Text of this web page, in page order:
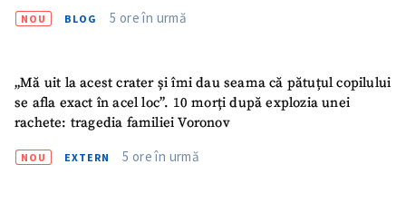
SUSȚINE
NOU BLOG 5 ore în urmă
„Mă uit la acest crater și îmi dau seama că pătuțul copilului
se afla exact în acel loc”. 10 morți după explozia unei
rachete: tragedia familiei Voronov
NOU EXTERN 5 ore în urmă